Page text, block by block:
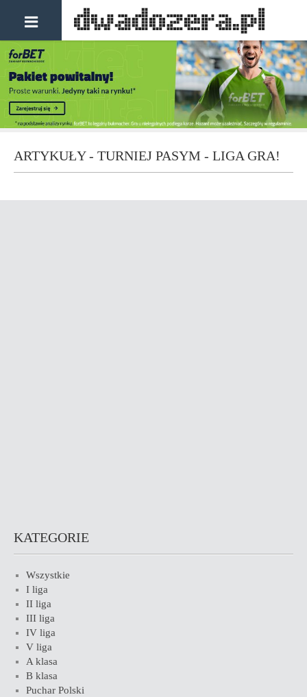
ARTYKUŁY - TURNIEJ PASYM - LIGA GRA!
KATEGORIE
Wszystkie
I liga
II liga
III liga
IV liga
V liga
A klasa
B klasa
Puchar Polski